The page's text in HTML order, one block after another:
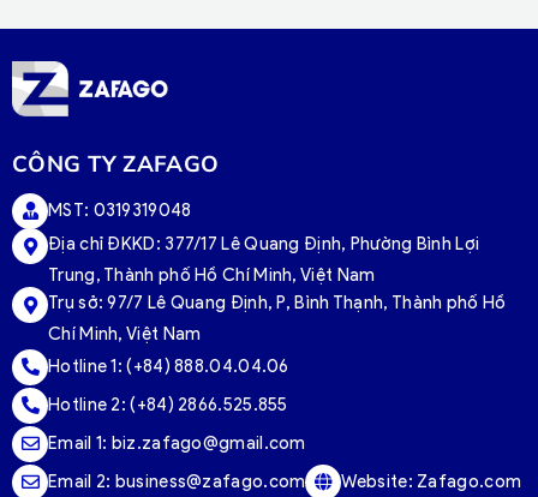
CÔNG TY ZAFAGO
MST: 0319319048
Địa chỉ ĐKKD: 377/17 Lê Quang Định, Phường Bình Lợi
Trung, Thành phố Hồ Chí Minh, Việt Nam
Trụ sở:97/7 Lê Quang Định, P, Bình Thạnh, Thành phố Hồ
Chí Minh, Việt Nam
Hotline 1:(+84) 888.04.04.06
Hotline 2:(+84) 2866.525.855
Email 1: biz.zafago@gmail.com
Email 2: business@zafago.com Website: Zafago.com